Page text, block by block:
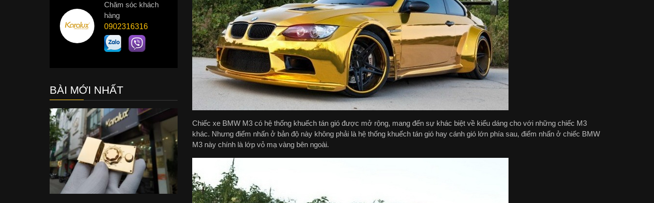
Chiếc xe BMW M3 có hệ thống khuếch tán gió được mở rộng, mang đến sự khác biệt về kiểu dáng cho với những chiếc M3
khác. Nhưng điểm nhấn ở bản độ này không phải là hệ thống khuếch tán gió hay cánh gió lớn phía sau, điểm nhấn ở chiếc BMW
M3 này chính là lớp vỏ mạ vàng bên ngoài.
Chăm sóc khách
hàng
0902316316
BÀI MỚI NHẤT